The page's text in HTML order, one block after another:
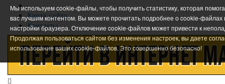
Карта сайта
Контакты
Мы используем cookie-файлы, чтобы получить статистику, которая
вас лучшим контентом. Вы можете прочитать подробнее о cookie-файлах
настройки браузера. Отключение cookie-файлов может привести к
Продолжая пользоваться сайтом без изменения настроек, вы даете
использование ваших cookie-файлов. Это совершенно безопасно!